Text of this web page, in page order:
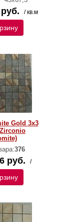
/ кв.м
Gold 3x3
376
руб. /